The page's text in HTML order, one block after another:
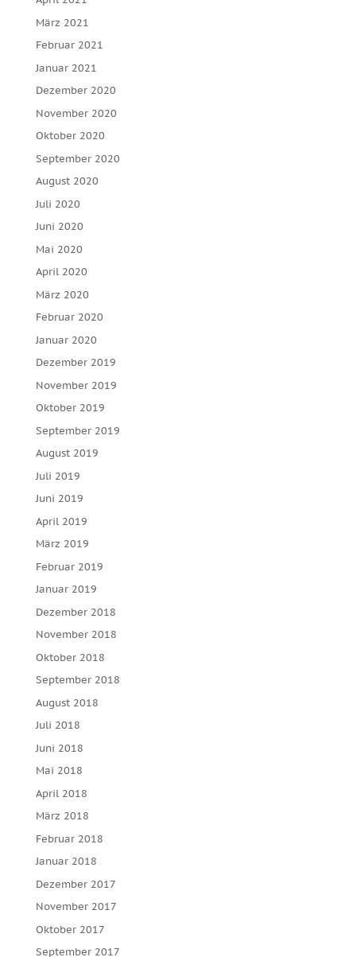
März 2021
Februar 2021
Januar 2021
Dezember 2020
November 2020
Oktober 2020
September 2020
August 2020
Juli 2020
Juni 2020
Mai 2020
April 2020
März 2020
Februar 2020
Januar 2020
Dezember 2019
November 2019
Oktober 2019
September 2019
August 2019
Juli 2019
Juni 2019
April 2019
März 2019
Februar 2019
Januar 2019
Dezember 2018
November 2018
Oktober 2018
September 2018
August 2018
Juli 2018
Juni 2018
Mai 2018
April 2018
März 2018
Februar 2018
Januar 2018
Dezember 2017
November 2017
Oktober 2017
September 2017